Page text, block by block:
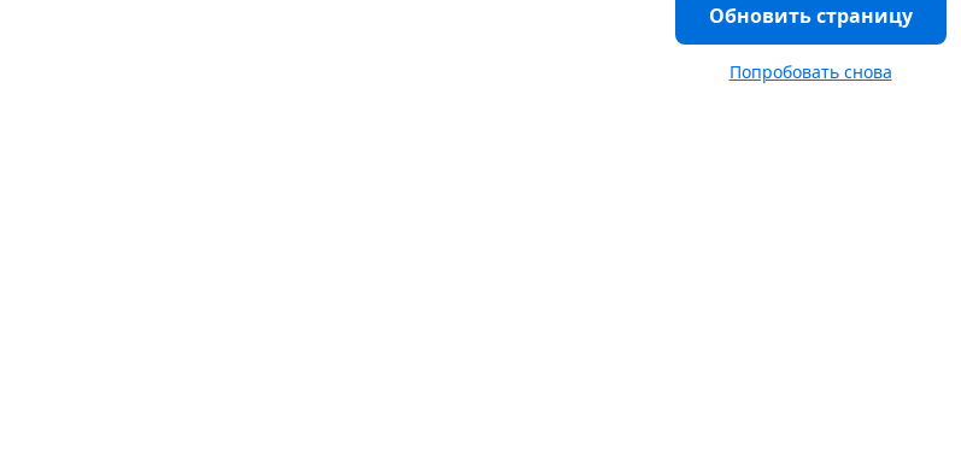
Обновить страницу
Попробовать снова